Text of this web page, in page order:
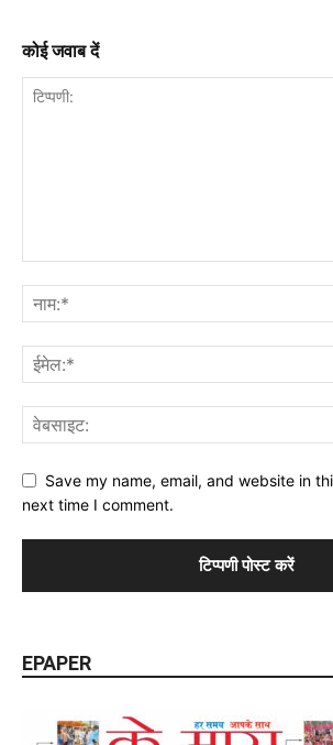
कोई जवाब दें
Save my name, email, and website in
next time I comment.
EPAPER